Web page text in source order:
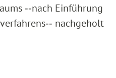
‑‑nach Einführung
nachgeholt